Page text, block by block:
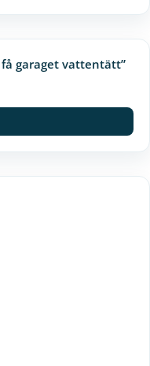
garaget vattentätt”